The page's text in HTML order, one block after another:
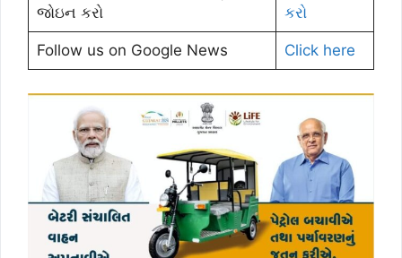
જોઇન કરો
કરો
Follow us on Google News Click here